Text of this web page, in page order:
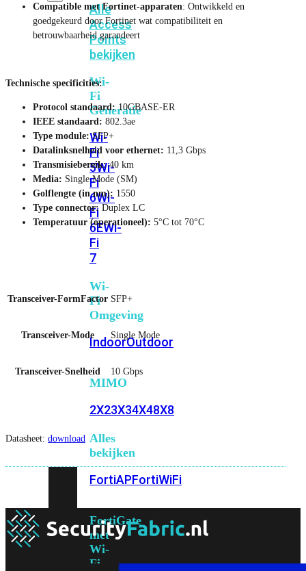
Alle
Access
Points
bekijken
Wi-
Fi
Generatie
Wi-
Fi
5Wi-
Fi
6Wi-
Fi
6EWi-
Fi
7
Wi-
Fi
Omgeving
IndoorOutdoor
MIMO
2X23X34X48X8
Alles
bekijken
FortiAPFortiWiFi
FortiGate
met
Wi-
Fi
Compatible met Fortinet-apparaten: Ontwikkeld en
goedgekeurd door Fortinet wat compatibiliteit en
betrouwbaarheid garandeert
Technische specificities:
Protocol standaard:10GBASE-ER
IEEE standaard: 802.3ae
Type module:SFP+
Datalinksnelheid voor ethernet: 11,3 Gbps
Transmisiebereik:40 km
Media: Single Mode (SM)
Golflengte (in nm): 1550
Type connector: Duplex LC
Temperatuur (operationeel): 5°C tot 70°C
Transceiver-FormFactor SFP+
Transceiver-Mode Single Mode
Transceiver-Snelheid 10 Gbps
Datasheet: download